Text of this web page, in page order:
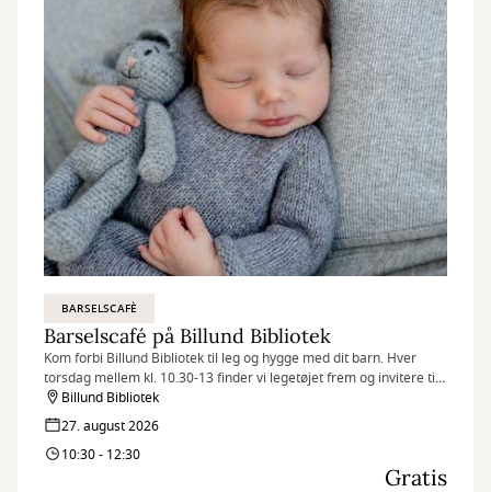
BARSELSCAFÈ
Barselscafé på Billund Bibliotek
Kom forbi Billund Bibliotek til leg og hygge med dit barn. Hver
torsdag mellem kl. 10.30-13 finder vi legetøjet frem og invitere til
Barselscafé.
Billund Bibliotek
27. august 2026
10:30 - 12:30
Gratis